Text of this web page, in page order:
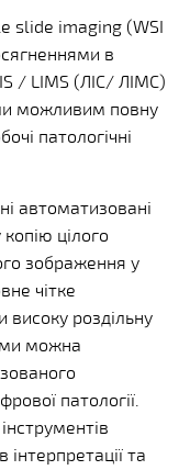
slide imaging (WSI
в
/ LIMS (ЛІС/ ЛІМС)
можливим повну
патологічні
автоматизовані
цілого
зображення у
чітке
високу роздільну
можна
патології.
та